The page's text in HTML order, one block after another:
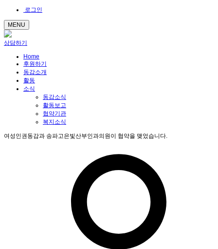
로그인
MENU
상담하기
Home
후원하기
동감소개
활동
소식
동감소식
활동보고
협약기관
복지소식
여성인권동감과 송파고은빛산부인과의원이 협약을 맺었습니다.